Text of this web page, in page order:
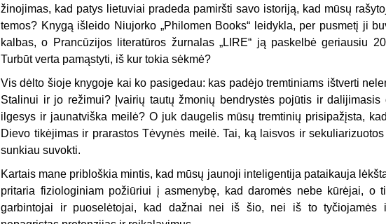
žinojimas, kad patys lietuviai pradeda pamiršti savo istoriją, kad mūsų
temos? Knygą išleido Niujorko „Philomen Books“ leidykla, per pusmetį ji
kalbas, o Prancūzijos literatūros žurnalas „LIRE“ ją paskelbė geriausiu
Turbūt verta pamąstyti, iš kur tokia sėkmė?
Vis dėlto šioje knygoje kai ko pasigedau: kas padėjo tremtiniams ištverti
Stalinui ir jo režimui? Įvairių tautų žmonių bendrys­tės pojūtis ir dalijimasis
ilgesys ir jaunatviška meilė? O juk daugelis mūsų tremtinių prisipažįsta,
Dievo tikėjimas ir prarastos Tėvynės meilė. Tai, ką laisvos ir
sunkiau suvokti.
Kartais mane pribloškia mintis, kad mūsų jaunoji inteligentija pataikauja
pritaria fiziologiniam požiūriui į asmenybę, kad daromės nebe kūrėjai, o
garbintojai ir puoselėtojai, kad dažnai nei iš šio, nei iš to tyčiojamės